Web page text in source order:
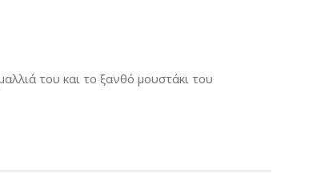
του και το ξανθό μουστάκι του